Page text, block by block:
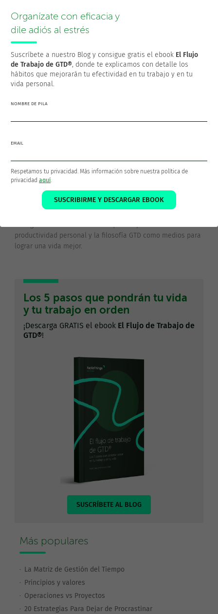
Revisar tu sistema periódicamente.
Sencillos de entender, aunque probablemente no tan
sencillos de implementar. Vale la pena intentarlo.
@franciscojsaez
productividad personal y la filosofía GTD como medios para
lograr una vida mejor.
Los 5 pasos que pondrán tu vida
y tu trabajo en orden
¡Descarga GRATIS el ebook El Flujo de Trabajo de
GTD®!
SUSCRÍBETE AL BLOG
Más populares
La Matriz de Gestión del Tiempo
Principios y valores
Operaciones vs Proyectos
20 Estrategias Para Dejar de Procrastinar
Organízate con eficacia y
dile adiós al estrés
Suscríbete a nuestro Blog y consigue gratis el ebook El Flujo
de Trabajo de GTD®, donde te explicamos con detalle los
hábitos que mejorarán tu efectividad en tu trabajo y en tu
vida personal.
NOMBRE DE PILA
EMAIL
Respetamos tu privacidad. Más información sobre nuestra política de
privacidad aquí.
SUSCRIBIRME Y DESCARGAR EBOOK